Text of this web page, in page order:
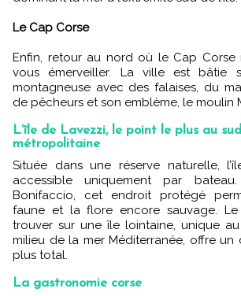
Le Cap Corse
Enfin, retour au nord où le Cap Corse
vous émerveiller. La ville est bâtie
montagneuse avec des falaises, du
de pêcheurs et son emblème, le moulin
L’île de Lavezzi, le point le plus au
métropolitaine
Située dans une réserve naturelle, l’île de Lavezzi est
accessible uniquement par
Bonifaccio, cet endroit protégé
faune et la flore encore sauvage.
trouver sur une île lointaine, unique
milieu de la mer Méditerranée, offre un
plus total.
La gastronomie corse